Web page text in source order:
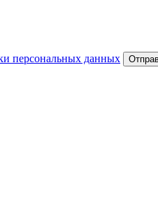
персональных данных